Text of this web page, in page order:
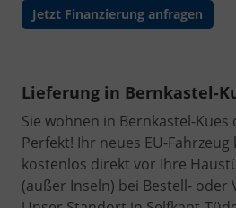
Jetzt Finanzierung anfragen
Lieferung in Bernkastel-
Sie wohnen in Bernkastel-Kues
Perfekt! Ihr neues EU-
kostenlos direkt vor Ihre
(außer Inseln) bei Bestell-